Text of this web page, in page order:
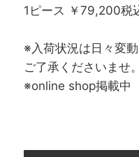
1ピース ￥79,200税
※入荷状況は日々変
ご了承くださいませ。
※online shop掲載中